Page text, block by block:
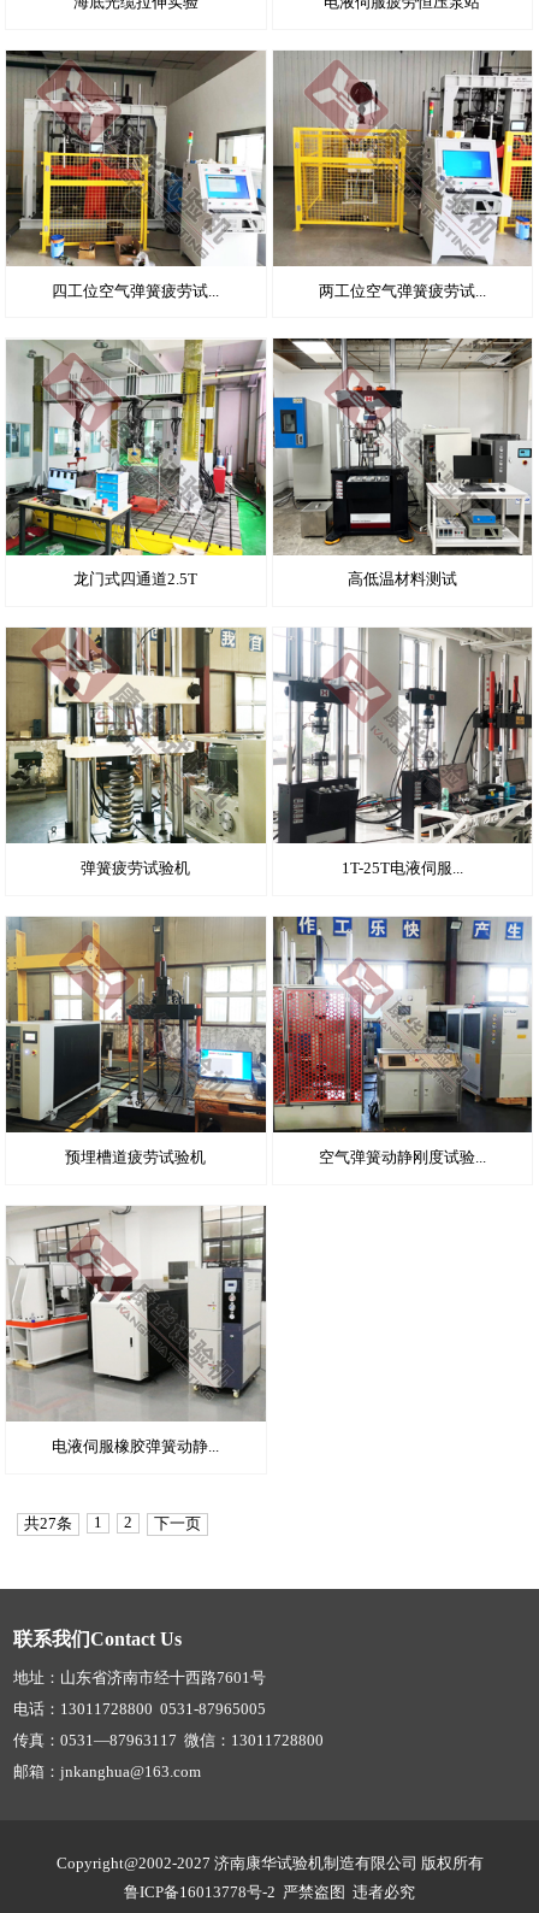
四工位空气弹簧疲劳试... 两工位空气弹簧疲劳试...
龙门式四通道2.5T 高低温材料测试
弹簧疲劳试验机 1T-25T电液伺服...
预埋槽道疲劳试验机 空气弹簧动静刚度试验...
电液伺服橡胶弹簧动静...
共27条 1 2 下一页
联系我们Contact Us
地址：山东省济南市经十西路7601号
电话：13011728800 0531-87965005
传真：0531—87963117 微信：13011728800
邮箱：jnkanghua@163.com
Copyright@2002-2027 济南康华试验机制造有限公司 版权所有
鲁ICP备16013778号-2 严禁盗图 违者必究